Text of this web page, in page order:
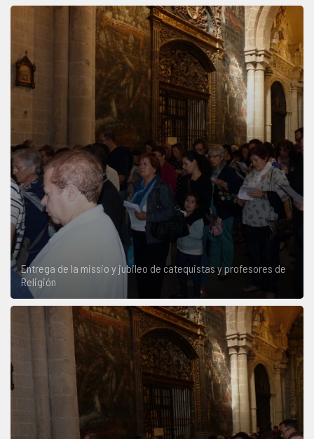
Entrega de la missio y jubileo de catequistas y profesores de
Religión